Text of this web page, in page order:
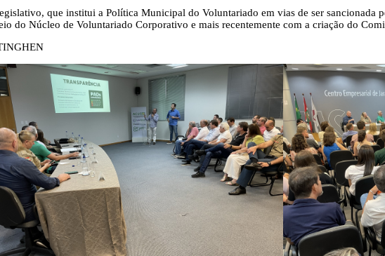
que institui a Política Municipal do Voluntariado em vias de ser sancionada
do Núcleo de Voluntariado Corporativo e mais recentemente com a criação do